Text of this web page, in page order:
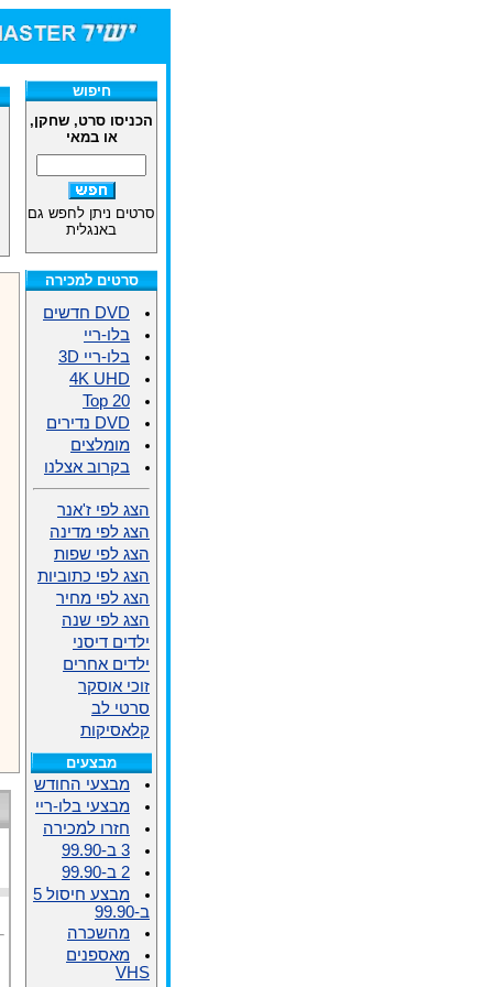
חיפוש
הכניסו סרט, שחקן,
או במאי
סרטים ניתן לחפש גם
באנגלית
סרטים למכירה
DVD חדשים
בלו-ריי
בלו-ריי 3D
4K UHD
Top 20
DVD נדירים
מומלצים
בקרוב אצלנו
הצג לפי ז'אנר
הצג לפי מדינה
הצג לפי שפות
הצג לפי כתוביות
הצג לפי מחיר
הצג לפי שנה
ילדים דיסני
ילדים אחרים
זוכי אוסקר
סרטי לב
קלאסיקות
מבצעים
מבצעי החודש
מבצעי בלו-ריי
חזרו למכירה
3 ב-99.90
2 ב-99.90
מבצע חיסול 5
ב-99.90
מהשכרה
מאספנים
VHS